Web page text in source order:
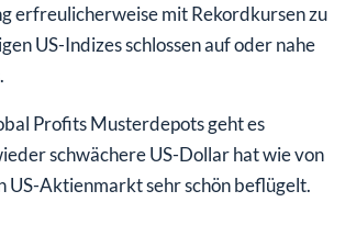
% Gewinn in 2023!
an: satte Gewinne für uns zum
erfreulicherweise mit Rekordkursen zu
US-Indizes schlossen auf oder nahe
Profits Musterdepots geht es
schwächere US-Dollar hat wie von
US-Aktienmarkt sehr schön beflügelt.